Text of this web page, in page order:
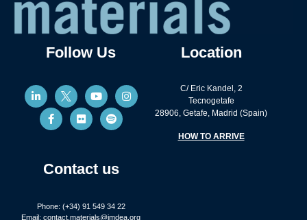
Follow Us
Contact us
Phone: (+34) 91 549 34 22
Email: contact.materials@imdea.org
Location
C/ Eric Kandel, 2
Tecnogetafe
28906, Getafe, Madrid (Spain)
HOW TO ARRIVE